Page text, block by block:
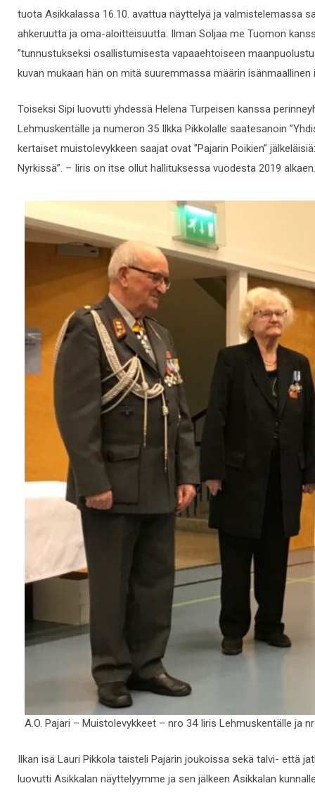
tuota Asikkalassa 16.10. avattua näyttelyä ja valmistelemassa
ahkeruutta ja oma-aloitteisuutta. Ilman Soljaa me Tuomon
”tunnustukseksi osallistumisesta vapaaehtoiseen
kuvan mukaan hän on mitä suuremmassa määrin isänmaallinen
Toiseksi Sipi luovutti yhdessä Helena Turpeisen kanssa
Lehmuskentälle ja numeron 35 Ilkka Pikkolalle saatesanoin
kertaiset muistolevykkeen saajat ovat ”Pajarin Poikien”
Nyrkissä”. – Iiris on itse ollut hallituksessa vuodesta 2019 alkaen.
A.O. Pajari – Muistolevykkeet – nro 34 Iiris Lehmuskentälle ja
Ilkan isä Lauri Pikkola taisteli Pajarin joukoissa sekä talvi- että
luovutti Asikkalan näyttelyymme ja sen jälkeen Asikkalan